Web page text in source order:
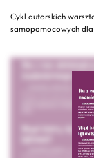
Cykl autorskich
samopomocowych